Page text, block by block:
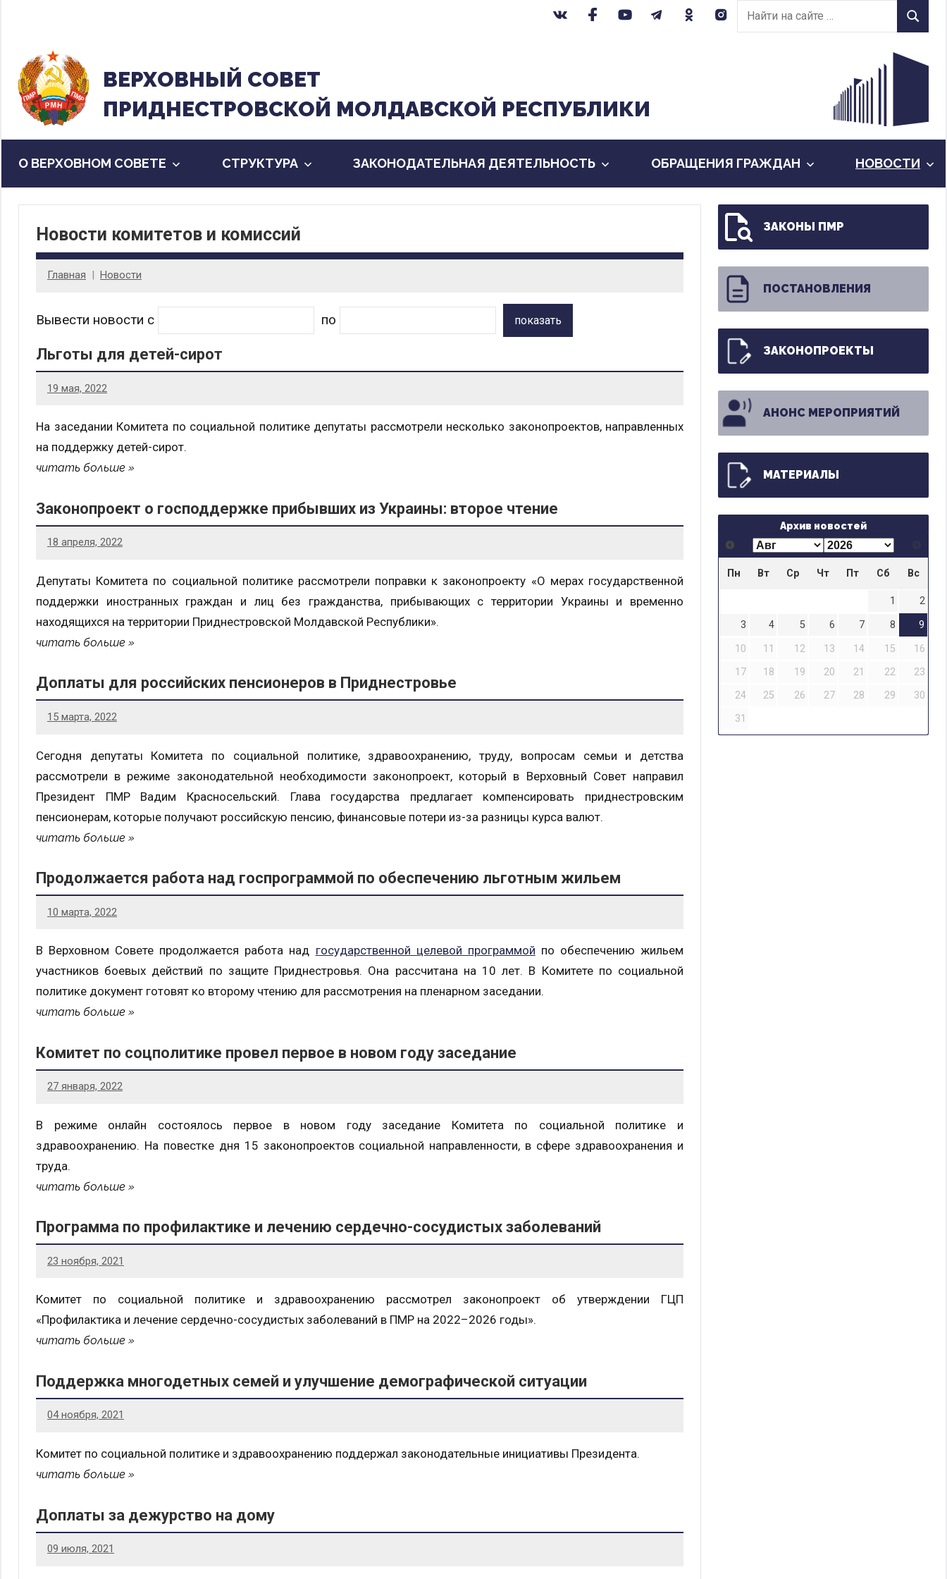
содержанию
Найти
на
Найти
ВЕРХОВНЫЙ CОВЕТ
ПРИДНЕСТРОВСКОЙ МОЛДАВСКОЙ РЕСПУБЛИКИ
О ВЕРХОВНОМ СОВЕТЕ CТРУКТУРА ЗАКОНОДАТЕЛЬНАЯ ДЕЯТЕЛЬНОСТЬ ОБРАЩЕНИЯ ГРАЖДАН НОВОСТИ
Новости комитетов и комиссий
Главная Новости
Вывести новости с по показать
Льготы для детей-сирот
19 мая, 2022
На заседании Комитета по социальной политике депутаты рассмотрели несколько законопроектов, направленных
на поддержку детей-сирот.
читать больше
Законопроект о господдержке прибывших из Украины: второе чтение
18 апреля, 2022
Депутаты Комитета по социальной политике рассмотрели поправки к законопроекту «О мерах государственной
поддержки иностранных граждан и лиц без гражданства, прибывающих с территории Украины и временно
находящихся на территории Приднестровской Молдавской Республики».
читать больше
Доплаты для российских пенсионеров в Приднестровье
15 марта, 2022
Сегодня депутаты Комитета по социальной политике, здравоохранению, труду, вопросам семьи и детства
рассмотрели в режиме законодательной необходимости законопроект, который в Верховный Совет направил
Президент ПМР Вадим Красносельский. Глава государства предлагает компенсировать приднестровским
пенсионерам, которые получают российскую пенсию, финансовые потери из-за разницы курса валют.
читать больше
Продолжается работа над госпрограммой по обеспечению льготным жильем
10 марта, 2022
В Верховном Совете продолжается работа над государственной целевой программой по обеспечению жильем
участников боевых действий по защите Приднестровья. Она рассчитана на 10 лет. В Комитете по социальной
политике документ готовят ко второму чтению для рассмотрения на пленарном заседании.
читать больше
Комитет по соцполитике провел первое в новом году заседание
27 января, 2022
В режиме онлайн состоялось первое в новом году заседание Комитета по социальной политике и
здравоохранению. На повестке дня 15 законопроектов социальной направленности, в сфере здравоохранения и
труда.
читать больше
Программа по профилактике и лечению сердечно-сосудистых заболеваний
23 ноября, 2021
Комитет по социальной политике и здравоохранению рассмотрел законопроект об утверждении ГЦП
«Профилактика и лечение сердечно-сосудистых заболеваний в ПМР на 2022–2026 годы».
читать больше
Поддержка многодетных семей и улучшение демографической ситуации
04 ноября, 2021
Комитет по социальной политике и здравоохранению поддержал законодательные инициативы Президента.
читать больше
Доплаты за дежурство на дому
09 июля, 2021
ЗАКОНЫ ПМР
ПОСТАНОВЛЕНИЯ
ЗАКОНОПРОЕКТЫ
АНОНС МЕРОПРИЯТИЙ
МАТЕРИАЛЫ
Архив новостей
Пн Вт Ср Чт Пт Сб Вс
1
2
3
4 5 6 7 8
9
10
11 12 13 14 15
16
17
18 19 20 21 22
23
24
25 26 27 28 29
30
31